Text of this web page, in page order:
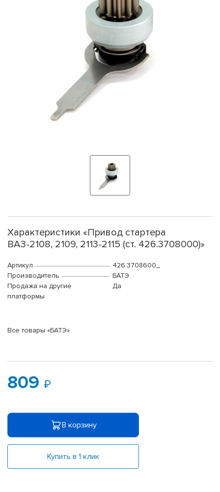
Характеристики «Привод стартера
ВАЗ-2108, 2109, 2113-2115 (ст. 426.3708000)»
Артикул
426.3708600_
Производитель
БАТЭ
Продажа на другие
платформы
Да
Все товары «БАТЭ»
809
В корзину
Купить в 1 клик